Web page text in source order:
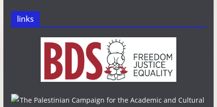
links